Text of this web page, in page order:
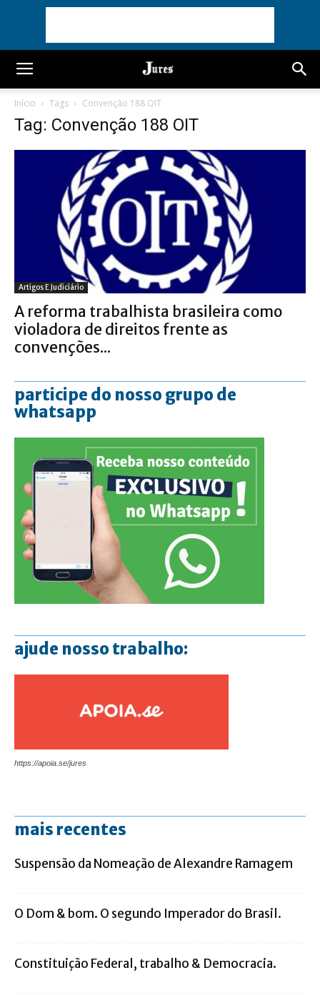
Início Tags Convenção 188 OIT
Tag: Convenção 188 OIT
Artigos E Judiciário
A reforma trabalhista brasileira como
violadora de direitos frente as
convenções...
participe do nosso grupo de
whatsapp
ajude nosso trabalho:
https://apoia.se/jures
mais recentes
Suspensão da Nomeação de Alexandre Ramagem
O Dom & bom. O segundo Imperador do Brasil.
Constituição Federal, trabalho & Democracia.